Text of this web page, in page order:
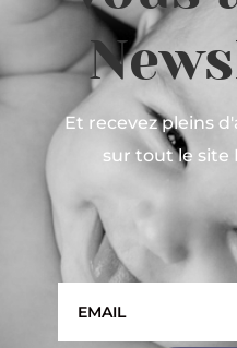
Et recevez pleins
sur tout le site